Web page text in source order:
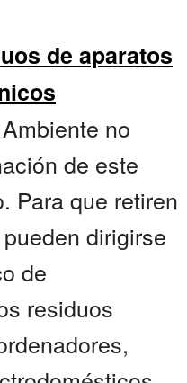
de aparatos
no
de este
Para que retiren
dirigirse
de
residuos